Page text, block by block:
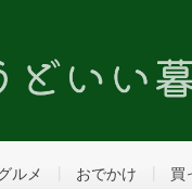
ルメ おでかけ 買